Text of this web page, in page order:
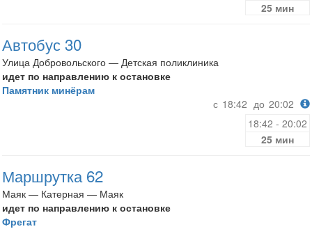
25 мин
Автобус 30
Улица Добровольского — Детская поликлиника
идет по направлению к остановке
Памятник минёрам
с 18:42 до 20:02
18:42 - 20:02
25 мин
Маршрутка 62
Маяк — Катерная — Маяк
идет по направлению к остановке
Фрегат